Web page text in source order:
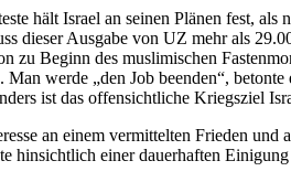
hält Israel an seinen Plänen fest,
dieser Ausgabe von UZ mehr als
zu Beginn des muslimischen
Man werde „den Job beenden“,
ist das offensichtliche Kriegsziel
an einem vermittelten Frieden
hinsichtlich einer dauerhaften